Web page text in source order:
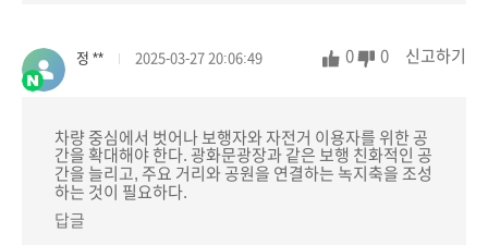
정 ** 2025-03-27 20:06:49 0 0 신고하기
차량 중심에서 벗어나 보행자와 자전거 이용자를 위한 공
간을 확대해야 한다. 광화문광장과 같은 보행 친화적인 공
간을 늘리고, 주요 거리와 공원을 연결하는 녹지축을 조성
하는 것이 필요하다.
답글